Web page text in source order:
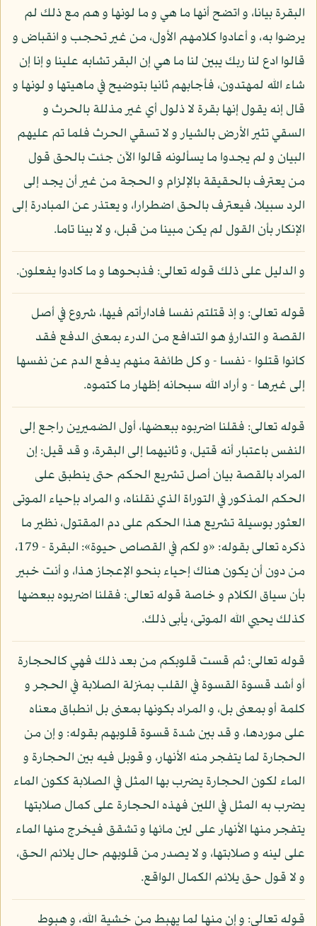
البقرة بيانا، و اتضح أنها ما هي و ما لونها و هم مع ذلك لم
يرضوا به، و أعادوا كلامهم الأول، من غير تحجب و انقباض و
قالوا ادع لنا ربك يبين لنا ما هي إن البقر تشابه علينا و إنا إن
شاء الله لمهتدون، فأجابهم ثانيا بتوضيح في ماهيتها و لونها و
قال إنه يقول إنها بقرة لا ذلول أي غير مذللة بالحرث و
السقي تثير الأرض بالشيار و لا تسقي الحرث فلما تم عليهم
البيان و لم يجدوا ما يسألونه قالوا الآن جئت بالحق قول
من يعترف بالحقيقة بالإلزام و الحجة من غير أن يجد إلى
الرد سبيلا، فيعترف بالحق اضطرارا، و يعتذر عن المبادرة إلى
الإنكار بأن القول لم يكن مبينا من قبل، و لا بينا تاما.
و الدليل على ذلك قوله تعالى: فذبحوها و ما كادوا يفعلون.
قوله تعالى: و إذ قتلتم نفسا فادارأتم فيها، شروع في أصل
القصة و التدارؤ هو التدافع من الدرء بمعنى الدفع فقد
كانوا قتلوا - نفسا - و كل طائفة منهم يدفع الدم عن نفسها
إلى غيرها - و أراد الله سبحانه إظهار ما كتموه.
قوله تعالى: فقلنا اضربوه ببعضها، أول الضميرين راجع إلى
النفس باعتبار أنه قتيل، و ثانيهما إلى البقرة، و قد قيل: إن
المراد بالقصة بيان أصل تشريع الحكم حتى ينطبق على
الحكم المذكور في التوراة الذي نقلناه، و المراد بإحياء الموتى
العثور بوسيلة تشريع هذا الحكم على دم المقتول، نظير ما
ذكره تعالى بقوله: «و لكم في القصاص حيوة»: البقرة - 179،
من دون أن يكون هناك إحياء بنحو الإعجاز هذا، و أنت خبير
بأن سياق الكلام و خاصة قوله تعالى: فقلنا اضربوه ببعضها
كذلك يحيي الله الموتى، يأبى ذلك.
قوله تعالى: ثم قست قلوبكم من بعد ذلك فهي كالحجارة
أو أشد قسوة القسوة في القلب بمنزلة الصلابة في الحجر و
كلمة أو بمعنى بل، و المراد بكونها بمعنى بل انطباق معناه
على موردها، و قد بين شدة قسوة قلوبهم بقوله: و إن من
الحجارة لما يتفجر منه الأنهار، و قوبل فيه بين الحجارة و
الماء لكون الحجارة يضرب بها المثل في الصلابة ككون الماء
يضرب به المثل في اللين فهذه الحجارة على كمال صلابتها
يتفجر منها الأنهار على لين مائها و تشقق فيخرج منها الماء
على لينه و صلابتها، و لا يصدر من قلوبهم حال يلائم الحق،
و لا قول حق يلائم الكمال الواقع.
قوله تعالى: و إن منها لما يهبط من خشية الله، و هبوط